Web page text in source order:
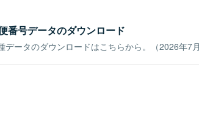
番号データのダウンロード
データのダウンロードはこちらから。（2026年7